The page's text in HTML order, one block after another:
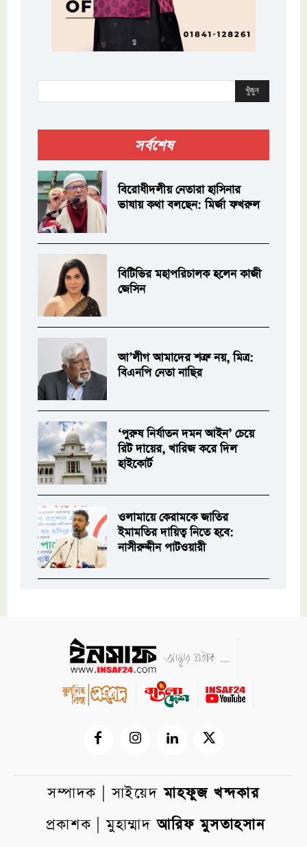
খুঁজুন
সর্বশেষ
বিরোধীদলীয় নেতারা হাসিনার
ভাষায় কথা বলছেন: মির্জা ফখরুল
বিটিভির মহাপরিচালক হলেন কাজী
জেসিন
আ’লীগ আমাদের শত্রু নয়, মিত্র:
বিএনপি নেতা নাছির
‘পুরুষ নির্যাতন দমন আইন’ চেয়ে
রিট দায়ের, খারিজ করে দিল
হাইকোর্ট
ওলামায়ে কেরামকে জাতির
ইমামতির দায়িত্ব নিতে হবে:
নাসীরুদ্দীন পাটওয়ারী
সম্পাদক | সাইয়েদমাহফুজ খন্দকার
প্রকাশক | মুহাম্মাদআরিফ মুসতাহসান